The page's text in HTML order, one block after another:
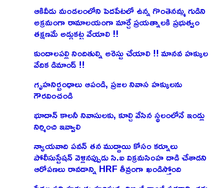
ఆకివీడు మండలంలోని పెదపేటలో ఉన్న గొంతెనమ్మ గుడిని
అక్రమంగా రామాలయంగా మార్చే ప్రయత్నాలకి ప్రభుత్వం
తక్షణమే అడ్డుకట్ట వేయాలి !!
కుందాలపల్లి నిందితుల్ని అరెస్టు చేయాలి !! మానవ హక్కుల
వేదిక డిమాండ్ !!
గృహనిర్బంధాలు ఆపండి, ప్రజల నివాస హక్కులను
గౌరవించండి
భూదాన్ కాలనీ నివాసులకు, కూల్చి వేసిన స్థలంలోనే ఇండ్లు
నిర్మించి ఇవ్వాలి
న్యాయవాది పవన్ తన ముద్దాయి కోసం కర్నూలు
పోలీసుస్టేషన్ వెళ్లినప్పుడు సి.ఐ విక్రమసింహ దాడి చేశాడని
ఆరోపణలు రావడాన్ని HRF తీవ్రంగా ఖండిస్తోంది